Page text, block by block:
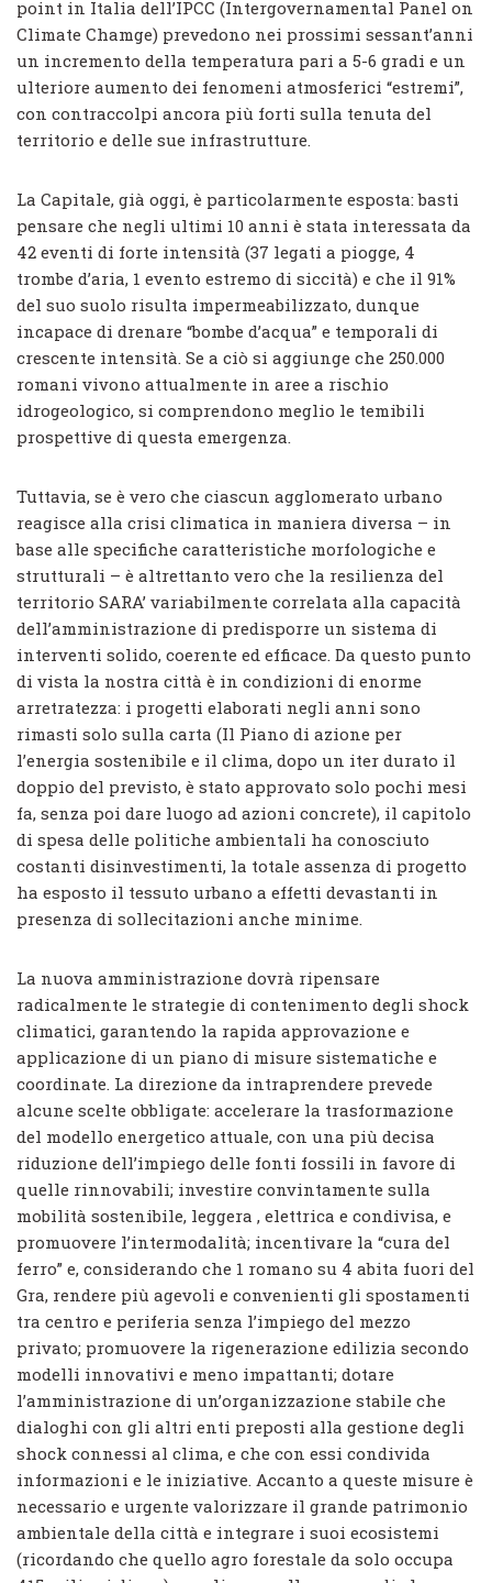
point in Italia dell’IPCC (Intergovernamental Panel on
Climate Chamge) prevedono nei prossimi sessant’anni
un incremento della temperatura pari a 5-6 gradi e un
ulteriore aumento dei fenomeni atmosferici “estremi”,
con contraccolpi ancora più forti sulla tenuta del
territorio e delle sue infrastrutture.
La Capitale, già oggi, è particolarmente esposta: basti
pensare che negli ultimi 10 anni è stata interessata da
42 eventi di forte intensità (37 legati a piogge, 4
trombe d’aria, 1 evento estremo di siccità) e che il 91%
del suo suolo risulta impermeabilizzato, dunque
incapace di drenare “bombe d’acqua” e temporali di
crescente intensità. Se a ciò si aggiunge che 250.000
romani vivono attualmente in aree a rischio
idrogeologico, si comprendono meglio le temibili
prospettive di questa emergenza.
Tuttavia, se è vero che ciascun agglomerato urbano
reagisce alla crisi climatica in maniera diversa – in
base alle specifiche caratteristiche morfologiche e
strutturali – è altrettanto vero che la resilienza del
territorio SARA’ variabilmente correlata alla capacità
dell’amministrazione di predisporre un sistema di
interventi solido, coerente ed efficace. Da questo punto
di vista la nostra città è in condizioni di enorme
arretratezza: i progetti elaborati negli anni sono
rimasti solo sulla carta (Il Piano di azione per
l’energia sostenibile e il clima, dopo un iter durato il
doppio del previsto, è stato approvato solo pochi mesi
fa, senza poi dare luogo ad azioni concrete), il capitolo
di spesa delle politiche ambientali ha conosciuto
costanti disinvestimenti, la totale assenza di progetto
ha esposto il tessuto urbano a effetti devastanti in
presenza di sollecitazioni anche minime.
La nuova amministrazione dovrà ripensare
radicalmente le strategie di contenimento degli shock
climatici, garantendo la rapida approvazione e
applicazione di un piano di misure sistematiche e
coordinate. La direzione da intraprendere prevede
alcune scelte obbligate: accelerare la trasformazione
del modello energetico attuale, con una più decisa
riduzione dell’impiego delle fonti fossili in favore di
quelle rinnovabili; investire convintamente sulla
mobilità sostenibile, leggera , elettrica e condivisa, e
promuovere l’intermodalità; incentivare la “cura del
ferro” e, considerando che 1 romano su 4 abita fuori del
Gra, rendere più agevoli e convenienti gli spostamenti
tra centro e periferia senza l’impiego del mezzo
privato; promuovere la rigenerazione edilizia secondo
modelli innovativi e meno impattanti; dotare
l’amministrazione di un’organizzazione stabile che
dialoghi con gli altri enti preposti alla gestione degli
shock connessi al clima, e che con essi condivida
informazioni e le iniziative. Accanto a queste misure è
necessario e urgente valorizzare il grande patrimonio
ambientale della città e integrare i suoi ecosistemi
(ricordando che quello agro forestale da solo occupa